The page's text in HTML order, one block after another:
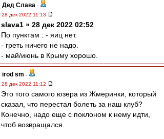
Дед Слава -
28 дек 2022 11:13
slava1 » 28 дек 2022 02:52
По пунктам : - яиц нет.
- греть ничего не надо.
- май/июнь в Крыму хорошо.
irod sm -
28 дек 2022 11:12
Это того самого юзера из Жмеринки, который
сказал, что перестал болеть за наш клуб?
Конечно, надо еще с поклоном к нему идти,
чтоб возвращался.